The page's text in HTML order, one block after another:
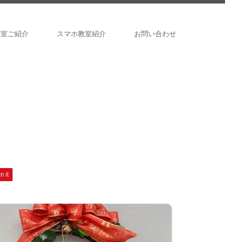
ご紹介 スマホ教室紹介 お問い合わせ
it